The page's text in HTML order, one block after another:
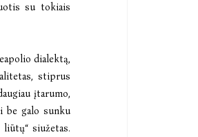
su tokiais
dialektą,
stiprus
įtarumo,
be galo sunku
siužetas.